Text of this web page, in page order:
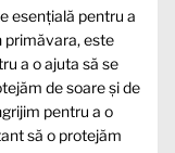
esențială pentru a
primăvara, este
a o ajuta să se
de soare și de
pentru a o
să o protejăm